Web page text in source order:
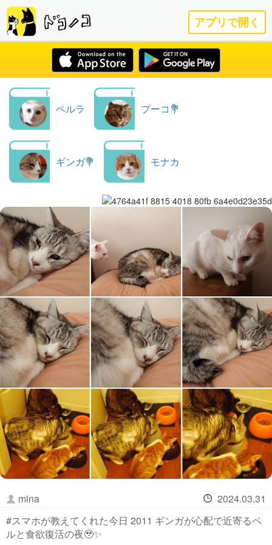
アプリで開く
ペルラ プーコ💐
ギンガ💐 モナカ
mina
2024.03.31
#スマホが教えてくれた今日 2011 ギンガが心配で近寄るペ
ルと食欲復活の夜🥹✨